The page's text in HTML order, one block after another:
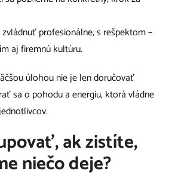
profesionálne, s rešpektom –
aj firemnú kultúru.
úlohou nie je len doručovať
sa o pohodu a energiu, ktorá vládne
ak zistíte,
niečo deje?